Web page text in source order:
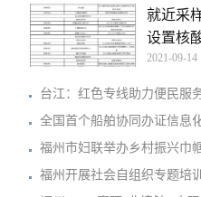
就近采
设置核
2021-09-14
台江：红色专线助力便民服
全国首个船舶协同办证信息
福州市妇联举办乡村振兴巾
福州开展社会自组织专题培训